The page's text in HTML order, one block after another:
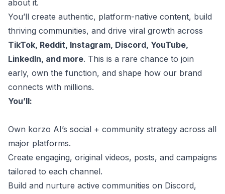
about it.
You’ll create authentic, platform-native content, build
thriving communities, and drive viral growth across
TikTok, Reddit, Instagram, Discord, YouTube,
LinkedIn, and more. This is a rare chance to join
early, own the function, and shape how our brand
connects with millions.
You’ll:
Own korzo AI’s social + community strategy across all
major platforms.
Create engaging, original videos, posts, and campaigns
tailored to each channel.
Build and nurture active communities on Discord,